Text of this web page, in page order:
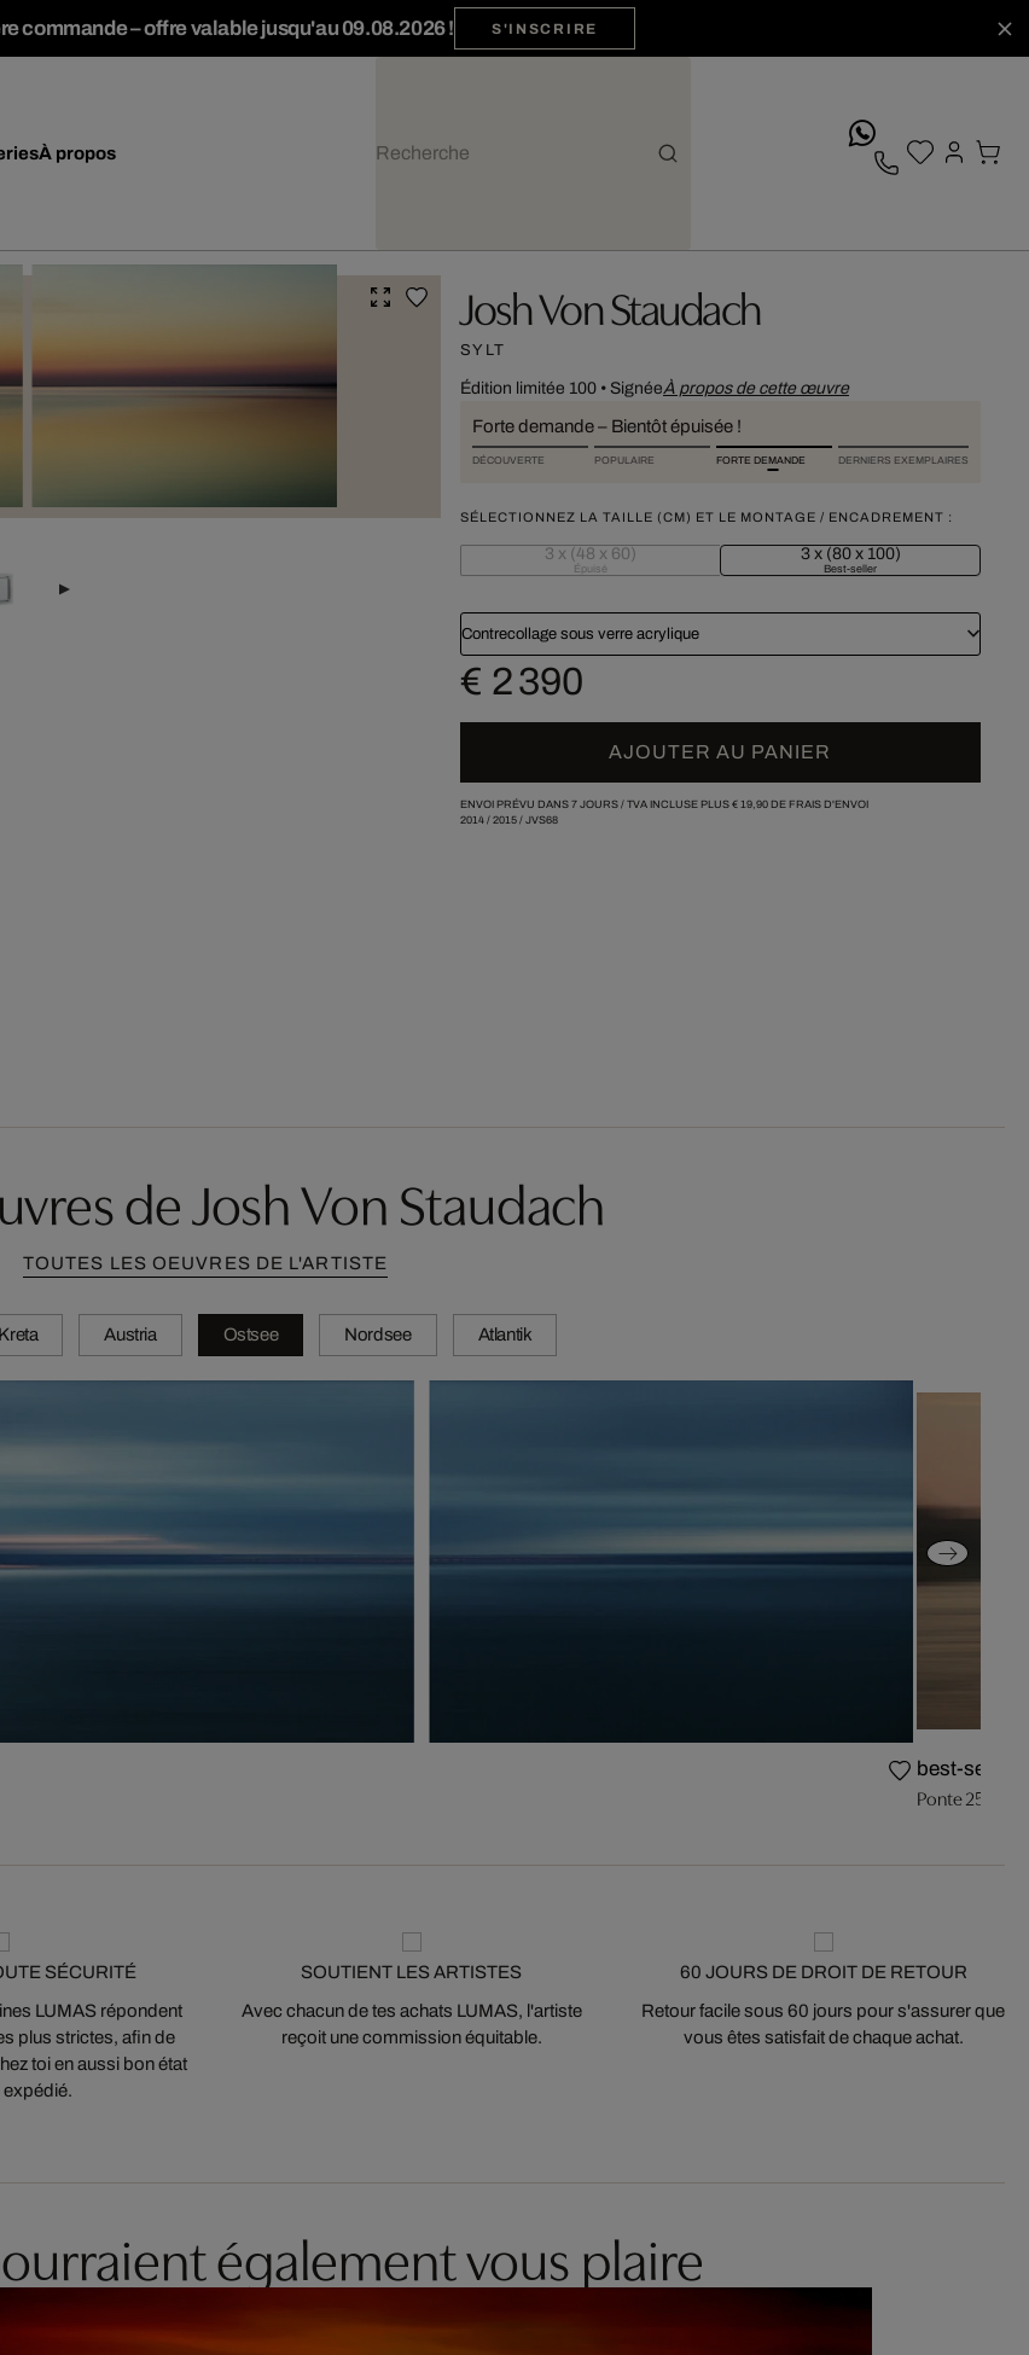
commande – offre valable jusqu'au 09.08.2026 ! S'INSCRIRE
À propos
Josh Von Staudach
SYLT
Édition limitée 100• SignéeÀ propos de cette œuvre
Forte demande – Bientôt épuisée !
DÉCOUVERTE POPULAIRE FORTE DEMANDE DERNIERS EXEMPLAIRES
SÉLECTIONNEZ LA TAILLE (CM) ET LE MONTAGE / ENCADREMENT :
3 x (48 x 60)
Épuisé
3 x (80 x 100)
Best-seller
Contrecollage sous verre acrylique
€ 2 390
AJOUTER AU PANIER
ENVOI PRÉVU DANS 7 JOURS / TVA INCLUSE PLUS € 19,90DE FRAIS D'ENVOI
2014/ 2015/ JVS68
de Josh Von Staudach
TOUTES LES OEUVRES DE L'ARTISTE
Kreta Austria Ostsee Nordsee Atlantik
best-seller
Ponte 25 de
SÉCURITÉ
LUMAS répondent
plus strictes, afin de
toi en aussi bon état
expédié.
SOUTIENT LES ARTISTES
Avec chacun de tes achats LUMAS, l'artiste
reçoit une commission équitable.
60 JOURS DE DROIT DE RETOUR
Retour facile sous 60 jours pour s'assurer que
vous êtes satisfait de chaque achat.
également vous plaire